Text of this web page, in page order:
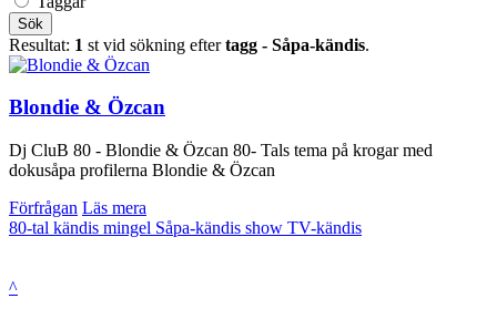
Sök
Resultat: 1 st vid sökning eftertagg - Såpa-kändis.
Blondie & Özcan
Dj CluB 80 - Blondie & Özcan 80- Tals tema på krogar med
dokusåpa profilerna Blondie & Özcan
Förfrågan Läs mera
80-tal kändis mingel Såpa-kändis show TV-kändis
^